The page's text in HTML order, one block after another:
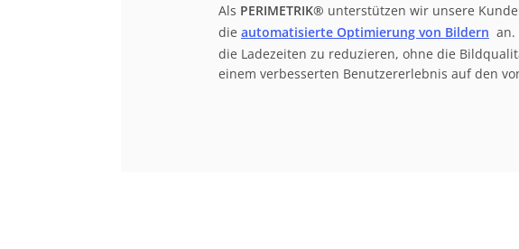
Als PERIMETRIK® unterstützen wir unsere
die automatisierte Optimierung von Bildern an.
die Ladezeiten zu reduzieren, ohne die
einem verbesserten Benutzererlebnis auf den